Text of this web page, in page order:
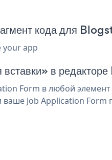
кода для
your app
в
Form в любой
Job Application Form